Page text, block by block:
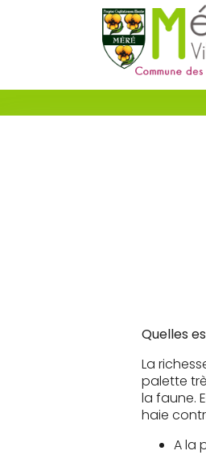
Quelles
La
palette
la faune.
haie
A la